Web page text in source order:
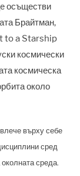
осъществи
Брайтман,
to a Starship
космически
космическа
около
върху себе
сред
среда.